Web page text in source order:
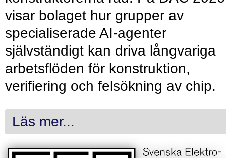
visar bolaget hur grupper av
specialiserade AI-agenter
självständigt kan driva långvariga
arbetsflöden för konstruktion,
verifiering och felsökning av chip.
Läs mer...